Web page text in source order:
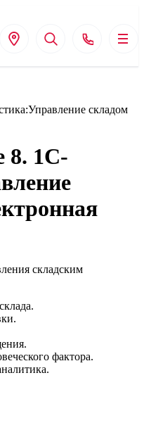
складом
8. 1С-
складским
фактора.